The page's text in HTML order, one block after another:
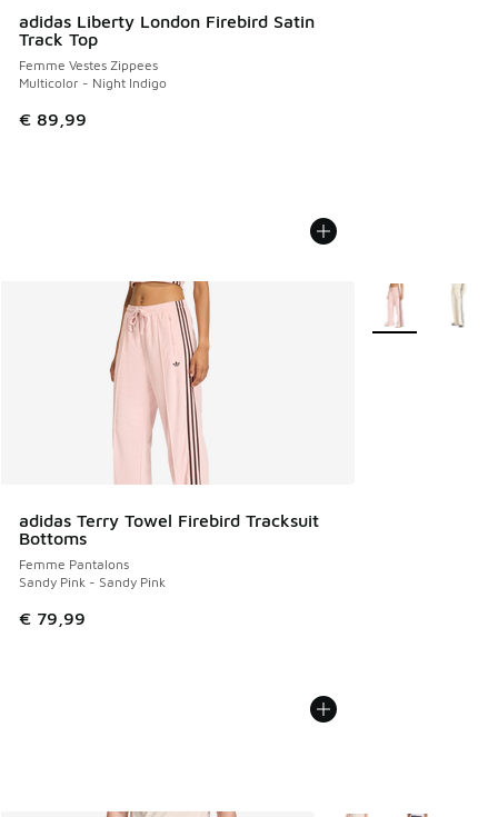
adidas Liberty London Firebird Satin
Track Top
Femme Vestes Zippees
Multicolor - Night Indigo
€ 89,99
adidas Terry Towel Firebird Tracksuit
Bottoms
Femme Pantalons
Sandy Pink - Sandy Pink
€ 79,99
Plus de couleurs